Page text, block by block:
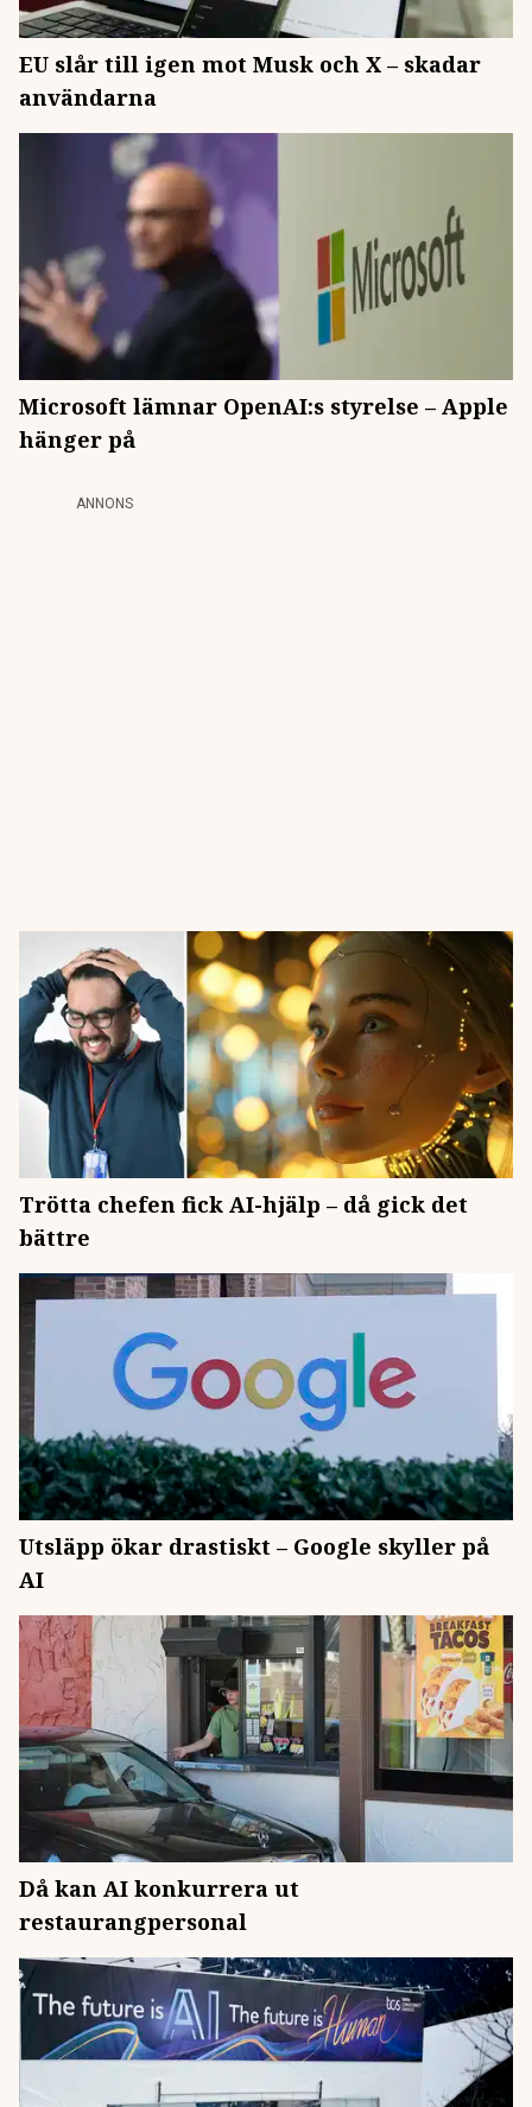
EU slår till igen mot Musk och X – skadar
användarna
Microsoft lämnar OpenAI:s styrelse – Apple
hänger på
ANNONS
Trötta chefen fick AI-hjälp – då gick det
bättre
Utsläpp ökar drastiskt – Google skyller på
AI
Då kan AI konkurrera ut
restaurangpersonal